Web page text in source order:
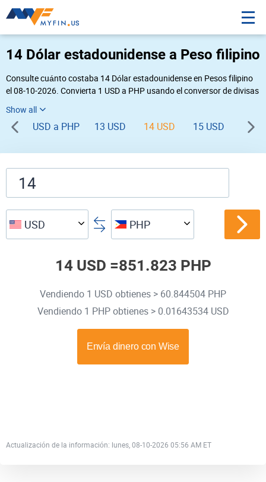
14 Dólar estadounidense a Peso filipino
Consulte cuánto costaba 14 Dólar estadounidense en Pesos filipino
el 08-10-2026. Convierta 1 USD a PHP usando el conversor de divisas
PHP USD ».
USD a PHP 13 USD 14 USD 15 USD 16
USD PHP
14 USD =851.823 PHP
Vendiendo 1 USD obtienes > 60.844504 PHP
Vendiendo 1 PHP obtienes > 0.01643534 USD
Actualización de la información: lunes, 08-10-2026 05:56 AM ET